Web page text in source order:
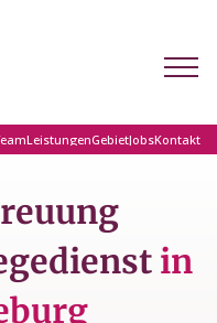
LeistungenGebietJobsKontakt
in